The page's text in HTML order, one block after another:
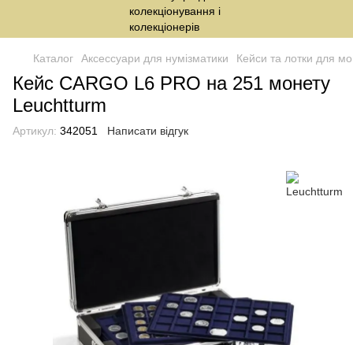
Каталог Аксессуари для нумізматики Кейси та лотки для
Кейс CARGO L6 PRO на 251 монету
Leuchtturm
Артикул: 342051 Написати відгук